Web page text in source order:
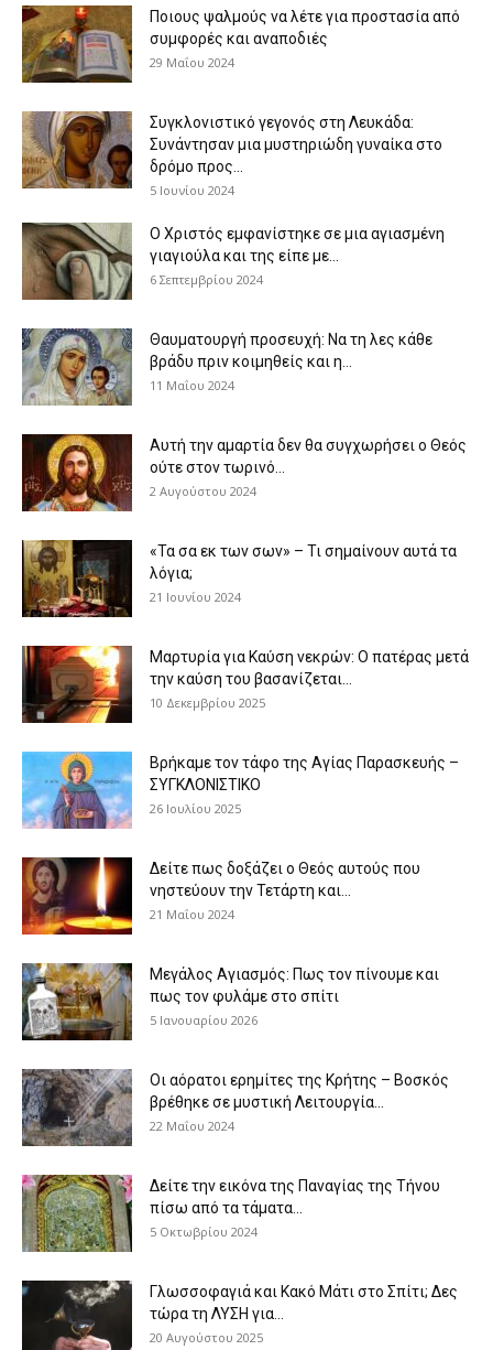
Ποιους ψαλμούς να λέτε για προστασία από
συμφορές και αναποδιές
29 Μαΐου 2024
Συγκλονιστικό γεγονός στη Λευκάδα:
Συνάντησαν μια μυστηριώδη γυναίκα στο
δρόμο προς...
5 Ιουνίου 2024
Ο Χριστός εμφανίστηκε σε μια αγιασμένη
γιαγιούλα και της είπε με...
6 Σεπτεμβρίου 2024
Θαυματουργή προσευχή: Να τη λες κάθε
βράδυ πριν κοιμηθείς και η...
11 Μαΐου 2024
Αυτή την αμαρτία δεν θα συγχωρήσει ο Θεός
ούτε στον τωρινό...
2 Αυγούστου 2024
«Τα σα εκ των σων» – Τι σημαίνουν αυτά τα
λόγια;
21 Ιουνίου 2024
Μαρτυρία για Καύση νεκρών: Ο πατέρας μετά
την καύση του βασανίζεται...
10 Δεκεμβρίου 2025
Βρήκαμε τον τάφο της Αγίας Παρασκευής –
ΣΥΓΚΛΟΝΙΣΤΙΚΟ
26 Ιουλίου 2025
Δείτε πως δοξάζει ο Θεός αυτούς που
νηστεύουν την Τετάρτη και...
21 Μαΐου 2024
Μεγάλος Αγιασμός: Πως τον πίνουμε και
πως τον φυλάμε στο σπίτι
5 Ιανουαρίου 2026
Οι αόρατοι ερημίτες της Κρήτης – Βοσκός
βρέθηκε σε μυστική Λειτουργία...
22 Μαΐου 2024
Δείτε την εικόνα της Παναγίας της Τήνου
πίσω από τα τάματα...
5 Οκτωβρίου 2024
Γλωσσοφαγιά και Κακό Μάτι στο Σπίτι; Δες
τώρα τη ΛΥΣΗ για...
20 Αυγούστου 2025